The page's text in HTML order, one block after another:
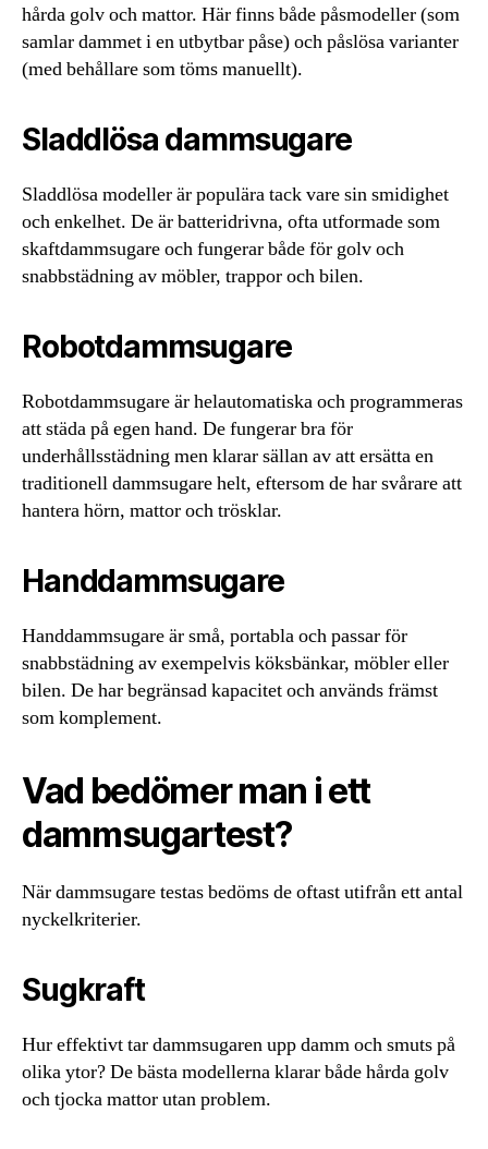
hårda golv och mattor. Här finns både påsmodeller (som
samlar dammet i en utbytbar påse) och påslösa varianter
(med behållare som töms manuellt).
Sladdlösa dammsugare
Sladdlösa modeller är populära tack vare sin smidighet
och enkelhet. De är batteridrivna, ofta utformade som
skaftdammsugare och fungerar både för golv och
snabbstädning av möbler, trappor och bilen.
Robotdammsugare
Robotdammsugare är helautomatiska och programmeras
att städa på egen hand. De fungerar bra för
underhållsstädning men klarar sällan av att ersätta en
traditionell dammsugare helt, eftersom de har svårare att
hantera hörn, mattor och trösklar.
Handdammsugare
Handdammsugare är små, portabla och passar för
snabbstädning av exempelvis köksbänkar, möbler eller
bilen. De har begränsad kapacitet och används främst
som komplement.
Vad bedömer man i ett
dammsugartest?
När dammsugare testas bedöms de oftast utifrån ett antal
nyckelkriterier.
Sugkraft
Hur effektivt tar dammsugaren upp damm och smuts på
olika ytor? De bästa modellerna klarar både hårda golv
och tjocka mattor utan problem.